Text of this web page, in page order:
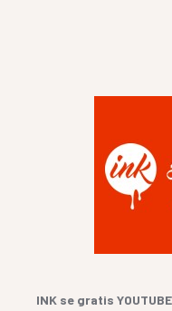
INK se gratis